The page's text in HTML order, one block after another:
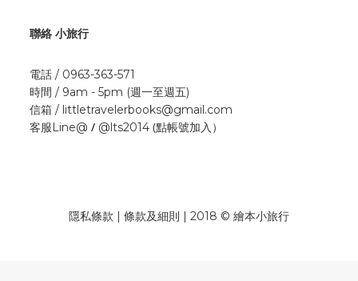
聯絡 小旅行
電話 / 0963-363-571
時間 / 9am - 5pm (週一至週五)
信箱 / littletravelerbooks@gmail.com
客服Line@ / @lts2014 (點帳號加入）
隱私條款 | 條款及細則 | 2018 © 繪本小旅行